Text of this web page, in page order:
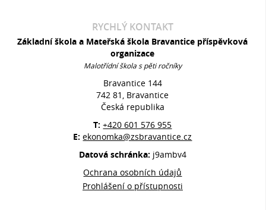
RYCHLÝ KONTAKT
Základní škola a Mateřská škola Bravantice příspěvková
organizace
Malotřídní škola s pěti ročníky
Bravantice 144
742 81, Bravantice
Česká republika
T:+420 601 576 955
E:ekonomka@zsbravantice.cz
Datová schránka: j9ambv4
Ochrana osobních údajů
Prohlášení o přístupnosti